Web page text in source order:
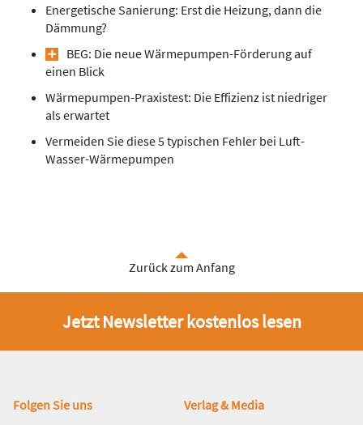
Energetische Sanierung: Erst die Heizung, dann die
Dämmung?
BEG: Die neue Wärmepumpen-Förderung auf
einen Blick
Wärmepumpen-Praxistest: Die Effizienz ist niedriger
als erwartet
Vermeiden Sie diese 5 typischen Fehler bei Luft-
Wasser-Wärmepumpen
Zurück zum Anfang
Jetzt Newsletter kostenlos lesen
Fußbereich
Folgen Sie uns Verlag & Media